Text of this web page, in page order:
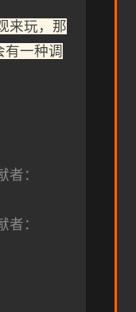
来玩，那
有一种调
：
：